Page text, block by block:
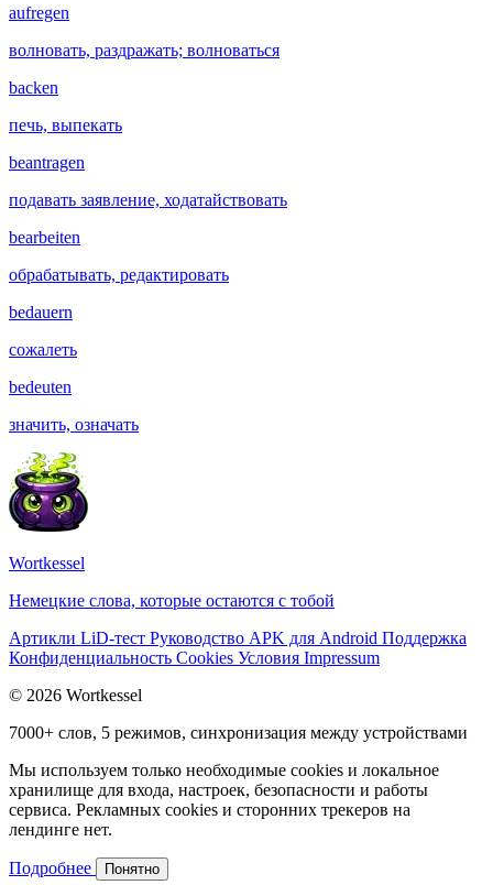
aufregen
волновать, раздражать; волноваться
backen
печь, выпекать
beantragen
подавать заявление, ходатайствовать
bearbeiten
обрабатывать, редактировать
bedauern
сожалеть
bedeuten
значить, означать
Wortkessel
Немецкие слова, которые остаются с тобой
Артикли LiD-тест Руководство APK для Android Поддержка
Конфиденциальность Cookies Условия Impressum
© 2026 Wortkessel
7000+ слов, 5 режимов, синхронизация между устройствами
Мы используем только необходимые cookies и локальное
хранилище для входа, настроек, безопасности и работы
сервиса. Рекламных cookies и сторонних трекеров на
лендинге нет.
Подробнее Понятно